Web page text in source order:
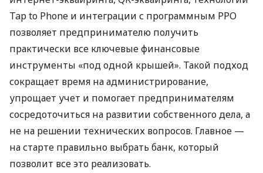
Tap to Phone и интеграции с программным РРО
позволяет предпринимателю получить
практически все ключевые финансовые
инструменты «под одной крышей». Такой подход
сокращает время на администрирование,
упрощает учет и помогает предпринимателям
сосредоточиться на развитии собственного дела, а
не на решении технических вопросов. Главное —
на старте правильно выбрать банк, который
позволит все это реализовать.